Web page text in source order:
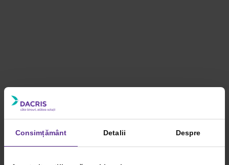
Consimțământ Detalii Despre